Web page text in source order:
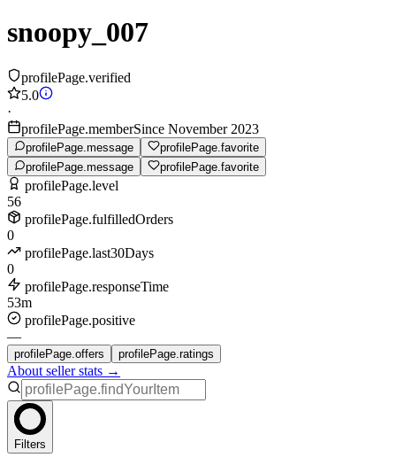
snoopy_007
profilePage.verified
5.0
·
profilePage.memberSince November 2023
profilePage.message
profilePage.favorite
profilePage.message
profilePage.favorite
profilePage.level
56
profilePage.fulfilledOrders
0
profilePage.last30Days
0
profilePage.responseTime
53m
profilePage.positive
—
profilePage.offers profilePage.ratings
About seller stats →
Filters